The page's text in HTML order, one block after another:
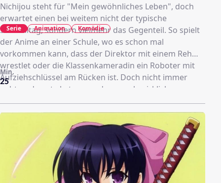
Nichijou steht für "Mein gewöhnliches Leben", doch
erwartet einen bei weitem nicht der typische
Schulalltag, sondern vielmehr das Gegenteil. So spielt
der Anime an einer Schule, wo es schon mal
vorkommen kann, dass der Direktor mit einem Reh
wrestlet oder die Klassenkameradin ein Roboter mit
Aufziehschlüssel am Rücken ist. Doch nicht immer
geht es derart abstrus zu, denn auch wirklich
gewöhnliche Dinge werden behandelt, wie das Bauen
von Kartenhäusern oder der Schocker vor einer
Prüfung, für die man nicht gelernt hat.
25
Min.
Serie Animation Komödie